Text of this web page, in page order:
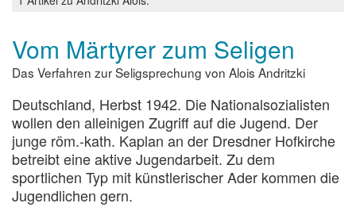
Vom Märtyrer zum Seligen
Das Verfahren zur Seligsprechung von Alois Andritzki
Deutschland, Herbst 1942. Die Nationalsozialisten
wollen den alleinigen Zugriff auf die Jugend. Der
junge röm.-kath. Kaplan an der Dresdner Hofkirche
betreibt eine aktive Jugendarbeit. Zu dem
sportlichen Typ mit künstlerischer Ader kommen die
Jugendlichen gern.